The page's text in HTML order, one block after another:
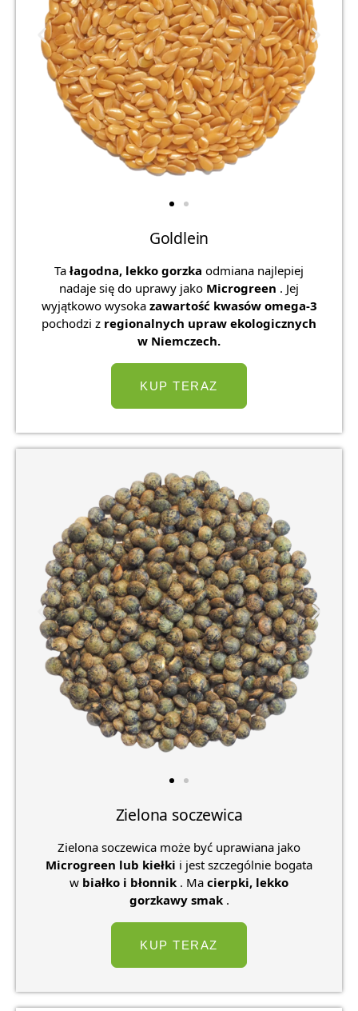
Goldlein
Ta łagodna, lekko gorzka odmiana najlepiej
nadaje się do uprawy jako Microgreen . Jej
wyjątkowo wysoka zawartość kwasów omega-3
pochodzi z regionalnych upraw ekologicznych
w Niemczech.
KUP TERAZ
Zielona soczewica
Zielona soczewica może być uprawiana jako
Microgreen lub kiełki i jest szczególnie bogata
w białko i błonnik . Ma cierpki, lekko
gorzkawy smak.
KUP TERAZ